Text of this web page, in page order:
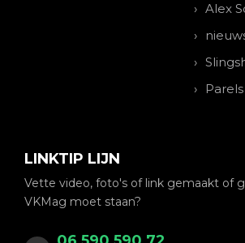
Alex
Parels
LINKTIP LIJN
Vette video, foto's of link gemaakt of
VKMag moet staan?